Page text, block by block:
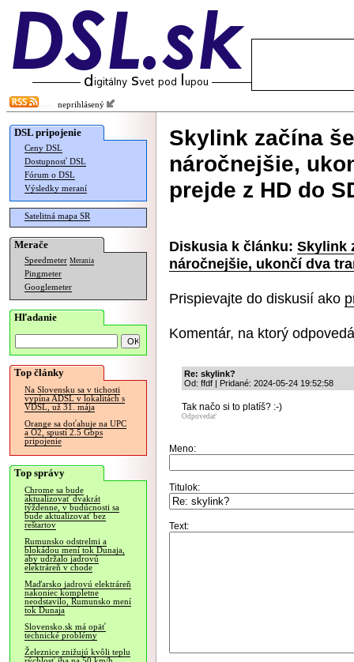
neprihlásený
DSL pripojenie
Ceny DSL
Dostupnosť DSL
Fórum o DSL
Výsledky meraní
Satelitná mapa SR
Merače
Speedmeter Merania
Pingmeter
Googlemeter
Hľadanie
Top články
Na Slovensku sa v tichosti
vypína ADSL v lokalitách s
VDSL, už 31. mája
Orange sa doťahuje na UPC
a O2, spustí 2.5 Gbps
pripojenie
Top správy
Chrome sa bude
aktualizovať dvakrát
týždenne, v budúcnosti sa
bude aktualizovať bez
reštartov
Rumunsko odstrelmi a
blokádou mení tok Dunaja,
aby udržalo jadrovú
elektráreň v chode
Maďarsko jadrovú elektráreň
nakoniec kompletne
neodstavilo, Rumunsko mení
tok Dunaja
Slovensko.sk má opäť
technické problémy
Železnice znižujú kvôli teplu
Skylink začína
náročnejšie,
prejde z HD do
Diskusia k článku: Skylink
náročnejšie, ukončí dva
Prispievajte do diskusií ako
Komentár, na ktorý
Re: skylink?
Od: ffdf | Pridané: 2024-05-24 19:52:58
Tak načo si to platíš? :-)
Odpovedať
Meno:
Titulok:
Text: